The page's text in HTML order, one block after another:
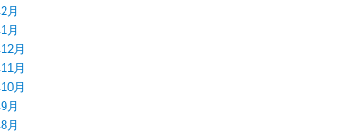
月
月
月
月
月
月
月